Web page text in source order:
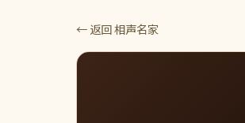
← 返回 相声名家